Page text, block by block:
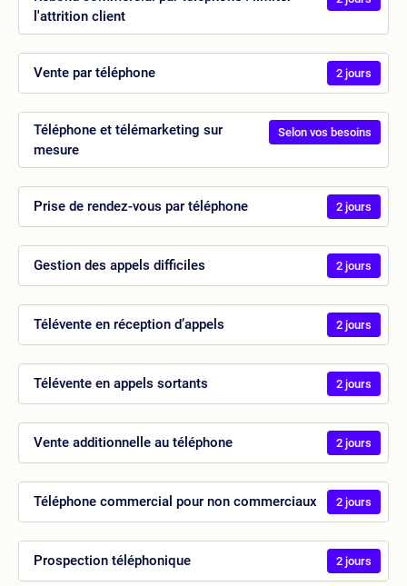
l'attrition client
Vente par téléphone 2 jours
Téléphone et télémarketing sur
mesure
Selon vos besoins
Prise de rendez-vous par téléphone 2 jours
Gestion des appels difficiles 2 jours
Télévente en réception d’appels 2 jours
Télévente en appels sortants 2 jours
Vente additionnelle au téléphone 2 jours
Téléphone commercial pour non commerciaux 2 jours
Prospection téléphonique 2 jours